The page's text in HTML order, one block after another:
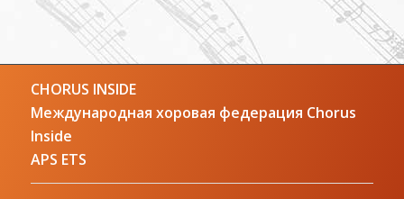
CHORUS INSIDE
Международная хоровая федерация Chorus
Inside
APS ETS